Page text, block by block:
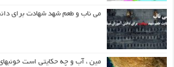
می ناب و طعم شهد شهادت برای
مین ، آب و چه حکایتی است